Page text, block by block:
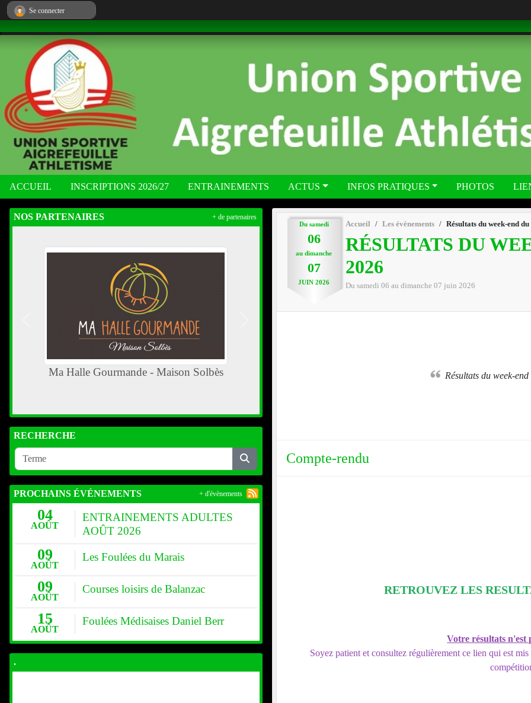
ACCUEIL INSCRIPTIONS 2026/27 ENTRAINEMENTS ACTUS INFOS PRATIQUES PHOTOS
Du samedi
06
audimanche
07
JUIN 2026
Accueil Les évènements Résultats du week-end
RÉSULTATS DU
2026
Du samedi 06 au dimanche 07 juin 2026
Résultats du week-
Compte-rendu
RETROUVEZ LES
Votre résultats n'est
Soyez patient et consultez régulièrement ce lien qui est
NOS PARTENAIRES
Ma Halle Gourmande - Maison Solbès
+ de partenaires
RECHERCHE
PROCHAINS ÉVÉNEMENTS
04
AOÛT
ENTRAINEMENTS ADULTES
AOÛT 2026
09
AOÛT
Les Foulées du Marais
09
AOÛT
Courses loisirs de Balanzac
15
AOÛT
Foulées Médisaises Daniel Berr
+ d'évènements
.
Se connecter
Panneau de gestion des cookies